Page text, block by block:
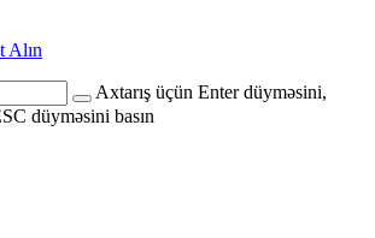
Alın
Axtarış üçün Enter düyməsini,
düyməsini basın